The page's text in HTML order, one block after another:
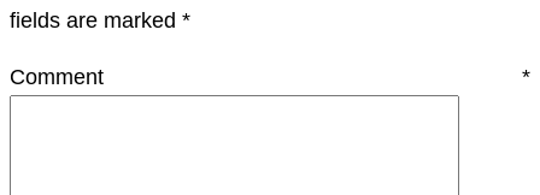
fields are marked *
Comment *